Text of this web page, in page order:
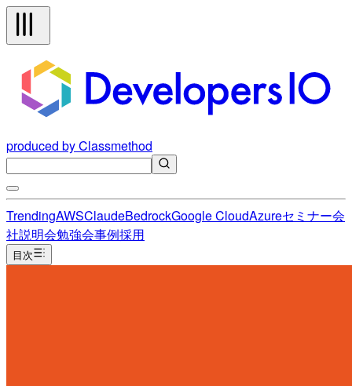
produced by Classmethod
TrendingAWSClaudeBedrockGoogle CloudAzureセミナー会
社説明会勉強会事例採用
目次